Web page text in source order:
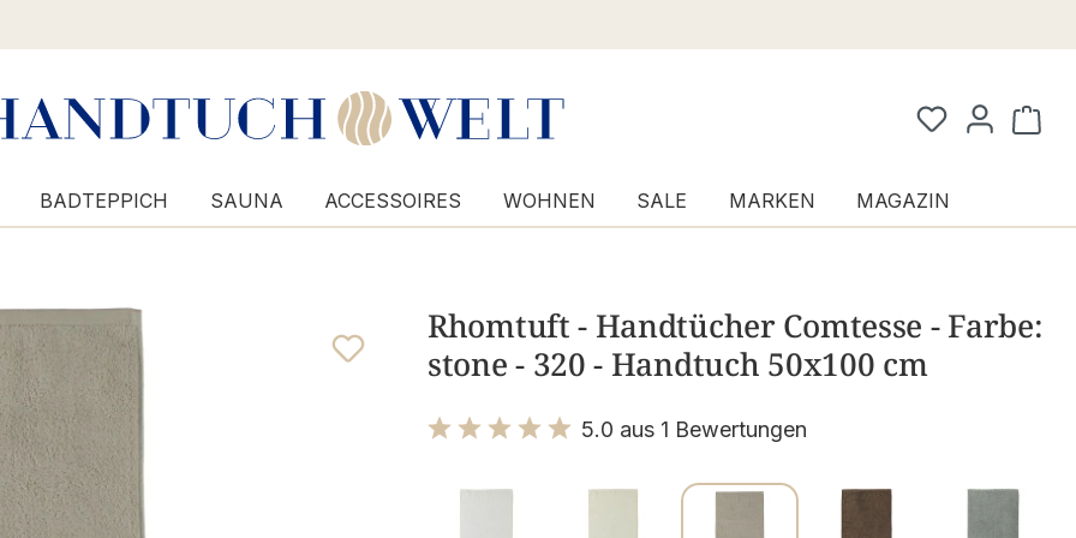
BADTEPPICH SAUNA ACCESSOIRES WOHNEN SALE MARKEN MAGAZIN
Rhomtuft - Handtücher Comtesse - Farbe:
stone - 320 - Handtuch 50x100 cm
5.0 aus 1 Bewertungen